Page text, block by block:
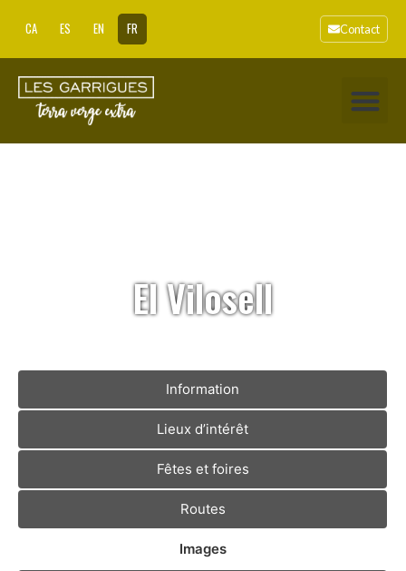
CA ES EN FR Contact
El Vilosell
Information
Lieux d’intérêt
Fêtes et foires
Routes
Images